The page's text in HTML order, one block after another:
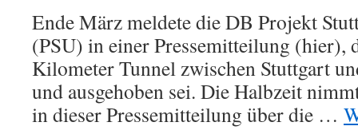
Ende März meldete die DB Projekt
(PSU) in einer Pressemitteilung (hier),
Kilometer Tunnel zwischen Stuttgart
und ausgehoben sei. Die Halbzeit
in dieser Pressemitteilung über die …